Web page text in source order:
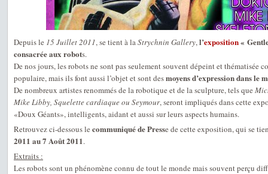
Depuis le 15 Juillet 2011, se tient à laStrychnin Gallery,l’exposition«
consacrée aux robots.
De nos jours, les robots ne sont pas seulement souvent dépeint et thématisée
populaire, mais ils font aussi l’objet et sont desmoyens d’expression dans le
De nombreux artistes renommés de la robotique et de la sculpture, tels que
Mike Libby, Squelette cardiaque ou Seymour, seront impliqués dans cette
«Doux Géants», intelligents, aidant et aussi sur leurs aspects humains.
Retrouvez ci-dessous le communiqué de Presse de cette exposition, qui se
2011 au 7 Août 2011.
Extraits :
Les robots sont un phénomène connu de tout le monde mais souvent perçu